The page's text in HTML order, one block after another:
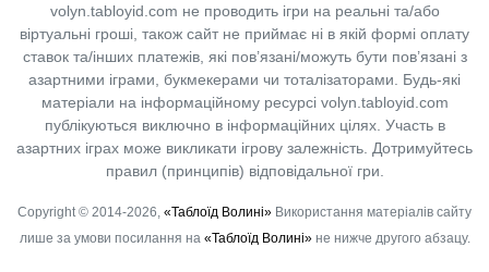
volyn.tabloyid.com не проводить ігри на реальні та/або
віртуальні гроші, також сайт не приймає ні в якій формі оплату
ставок та/інших платежів, які пов’язані/можуть бути пов’язані з
азартними іграми, букмекерами чи тоталізаторами. Будь-які
матеріали на інформаційному ресурсі volyn.tabloyid.com
публікуються виключно в інформаційних цілях. Участь в
азартних іграх може викликати ігрову залежність. Дотримуйтесь
правил (принципів) відповідальної гри.
Copyright © 2014-2026, «Таблоїд Волині» Використання матеріалів сайту
лише за умови посилання на «Таблоїд Волині»не нижче другого абзацу.